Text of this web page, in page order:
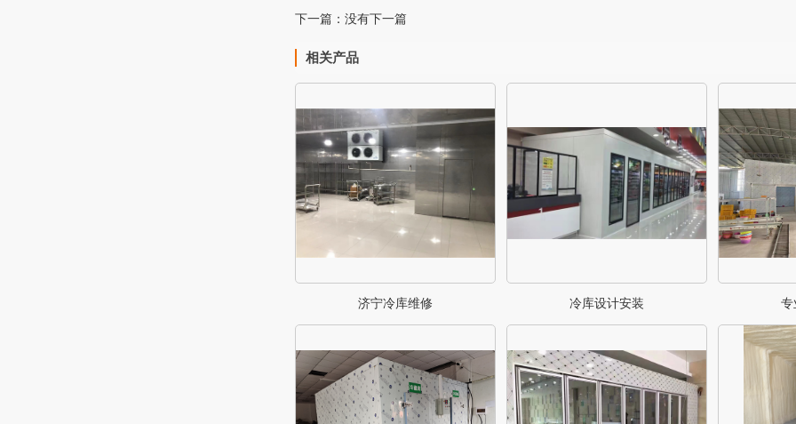
下一篇：没有下一篇
相关产品
济宁冷库维修 冷库设计安装 专